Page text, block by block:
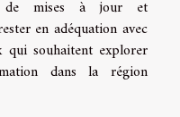
de mises à jour et
en adéquation avec
qui souhaitent explorer
dans la région